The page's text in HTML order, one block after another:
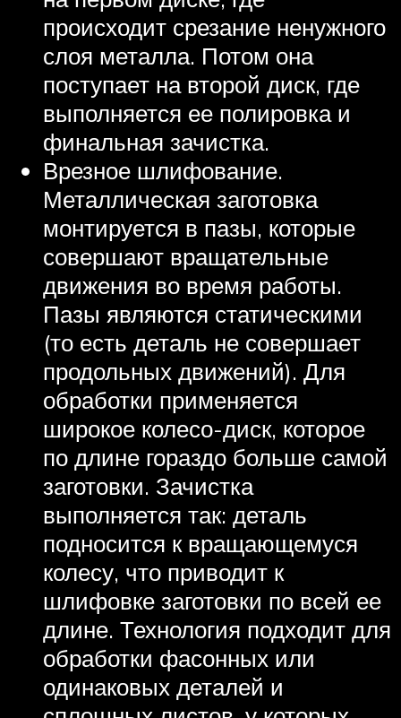
происходит срезание ненужного
слоя металла. Потом она
поступает на второй диск, где
выполняется ее полировка и
финальная зачистка.
Врезное шлифование.
Металлическая заготовка
монтируется в пазы, которые
совершают вращательные
движения во время работы.
Пазы являются статическими
(то есть деталь не совершает
продольных движений). Для
обработки применяется
широкое колесо-диск, которое
по длине гораздо больше самой
заготовки. Зачистка
выполняется так: деталь
подносится к вращающемуся
колесу, что приводит к
шлифовке заготовки по всей ее
длине. Технология подходит для
обработки фасонных или
одинаковых деталей и